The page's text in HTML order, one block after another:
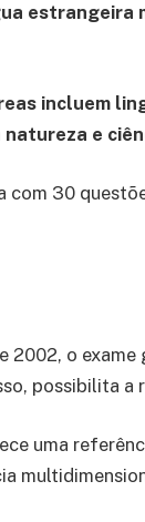
estrangeira
incluem
e
com 30
2002, o
possibilita
uma